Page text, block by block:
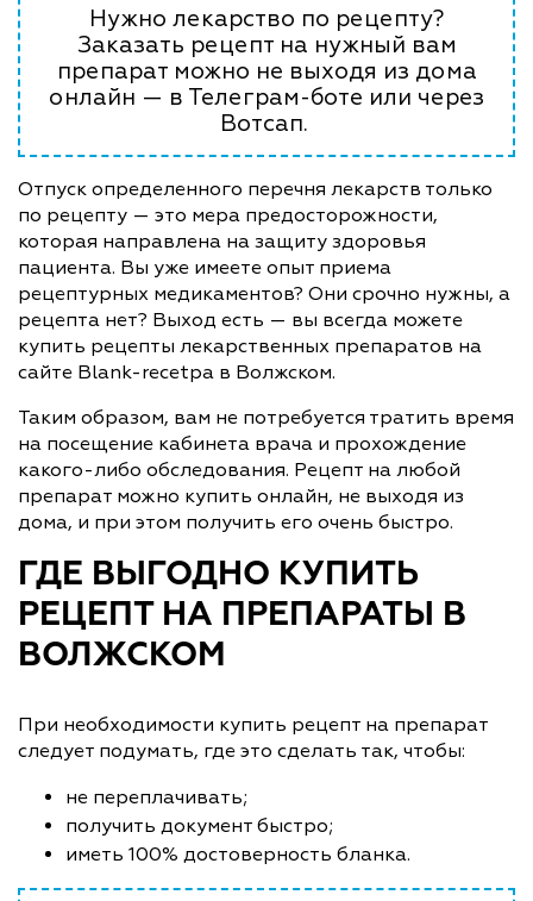
Нужно лекарство по рецепту?
Заказать рецепт на нужный вам
препарат можно не выходя из дома
онлайн — в Телеграм-боте или через
Вотсап.
Отпуск определенного перечня лекарств только
по рецепту — это мера предосторожности,
которая направлена на защиту здоровья
пациента. Вы уже имеете опыт приема
рецептурных медикаментов? Они срочно нужны, а
рецепта нет? Выход есть — вы всегда можете
купить рецепты лекарственных препаратов на
сайте Blank-recetpa в Волжском.
Таким образом, вам не потребуется тратить время
на посещение кабинета врача и прохождение
какого-либо обследования. Рецепт на любой
препарат можно купить онлайн, не выходя из
дома, и при этом получить его очень быстро.
ГДЕ ВЫГОДНО КУПИТЬ
РЕЦЕПТ НА ПРЕПАРАТЫ В
ВОЛЖСКОМ
При необходимости купить рецепт на препарат
следует подумать, где это сделать так, чтобы:
не переплачивать;
получить документ быстро;
иметь 100% достоверность бланка.